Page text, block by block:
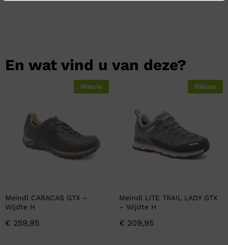
En wat vind u van deze?
Nieuw
Meindl CARACAS GTX –
Wijdte H
€ 259,95
Nieuw
Meindl LITE TRAIL LADY GTX
– Wijdte H
€ 209,95